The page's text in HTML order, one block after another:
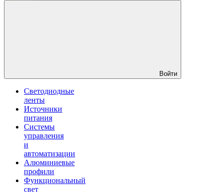
Войти
Светодиодные
ленты
Источники
питания
Системы
управления
и
автоматизации
Алюминиевые
профили
Функциональный
свет